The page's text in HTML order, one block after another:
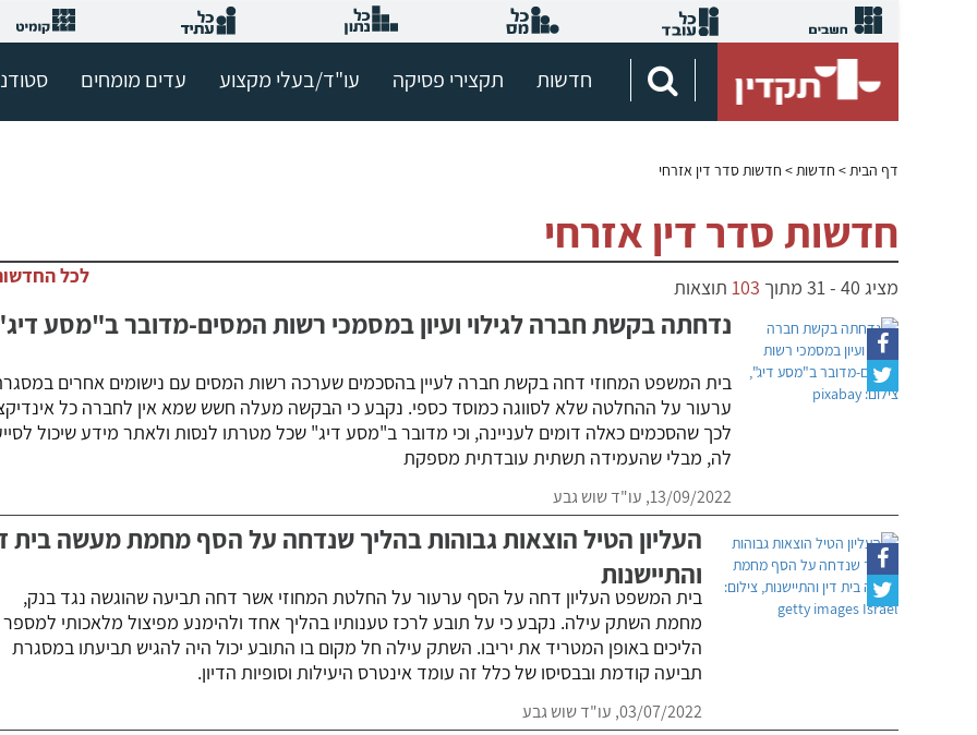
חדשות תקצירי פסיקה עו"ד/בעלי מקצוע עדים מומחים
דף הבית> חדשות > חדשות סדר דין אזרחי
חדשות סדר דין אזרחי
לכל מציג 40
-
31 מתוך 103 תוצאות
נדחתה בקשת חברה לגילוי ועיון במסמכי רשות המסים-מדובר ב"מסע
בית המשפט המחוזי דחה בקשת חברה לעיין בהסכמים שערכה רשות המסים עם נישומים אחרים
ערעור על ההחלטה שלא לסווגה כמוסד כספי. נקבע כי הבקשה מעלה חשש שמא אין לחברה כל
לכך שהסכמים כאלה דומים לעניינה, וכי מדובר ב"מסע דיג" שכל מטרתו לנסות ולאתר מידע שיכול
לה, מבלי שהעמידה תשתית עובדתית מספקת
13/09/2022, עו"ד שוש גבע
העליון הטיל הוצאות גבוהות בהליך שנדחה על הסף מחמת מעשה בית
והתיישנות
בית המשפט העליון דחה על הסף ערעור על החלטת המחוזי אשר דחה תביעה שהוגשה נגד בנק,
מחמת השתק עילה. נקבע כי על תובע לרכז טענותיו בהליך אחד ולהימנע מפיצול מלאכותי למספר
הליכים באופן המטריד את יריבו. השתק עילה חל מקום בו התובע יכול היה להגיש תביעתו במסגרת
תביעה קודמת ובבסיסו של כלל זה עומד אינטרס היעילות וסופיות הדיון.
03/07/2022, עו"ד שוש גבע